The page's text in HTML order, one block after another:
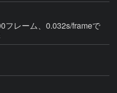
フレーム、0.032s/frameで